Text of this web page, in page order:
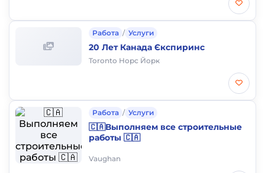
Работа / Услуги
20 Лет Канада Єкспиринс
Toronto Норс Йорк
Работа / Услуги
🇨🇦Выполняем все строительные
работы 🇨🇦
Vaughan